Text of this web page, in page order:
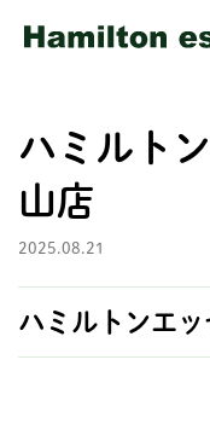
ハミルト
山店
2025.08.21
ハミルトンエ